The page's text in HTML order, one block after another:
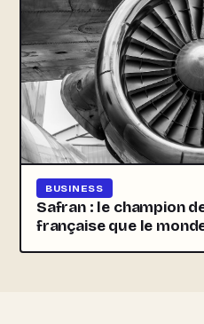
BUSINESS
Safran : le champion
française que le